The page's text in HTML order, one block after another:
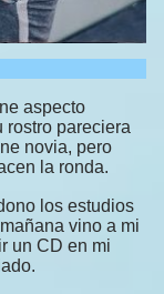
aspecto
rostro pareciera
novia, pero
la ronda.
los estudios
vino a mi
un CD en mi